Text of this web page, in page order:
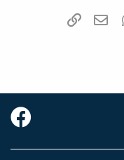
WhatsAppדואר אלקטרוני